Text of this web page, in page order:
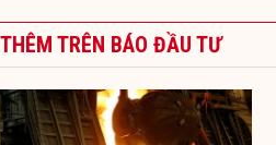
TRÊN BÁO ĐẦU TƯ